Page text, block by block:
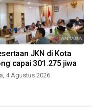
JKN di Kota
capai 301.275 jiwa
4 Agustus 2026